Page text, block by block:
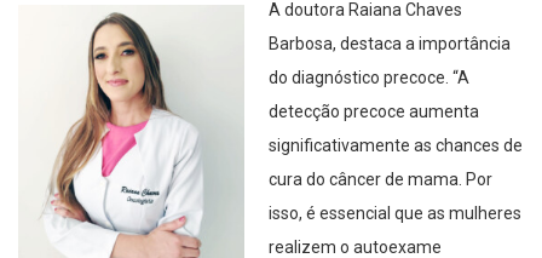
A doutora Raiana Chaves
Barbosa, destaca a importância
do diagnóstico precoce. “A
detecção precoce aumenta
significativamente as chances de
cura do câncer de mama. Por
isso, é essencial que as mulheres
realizem o autoexame